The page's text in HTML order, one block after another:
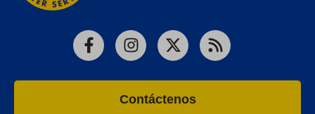
FacebookInstagram
X RSS
Contáctenos